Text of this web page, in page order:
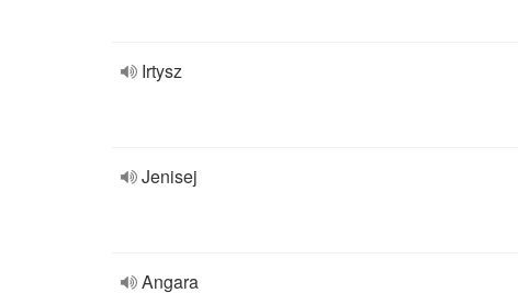
Irtysz
Jenisej
Angara